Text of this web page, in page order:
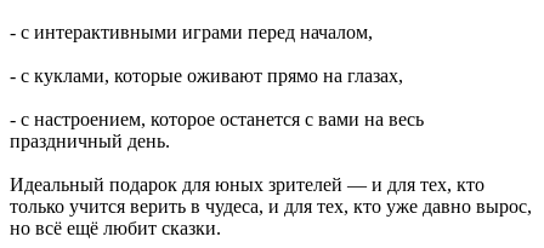
- с интерактивными играми перед началом,
- с куклами, которые оживают прямо на глазах,
- с настроением, которое останется с вами на весь
праздничный день.
Идеальный подарок для юных зрителей — и для тех, кто
только учится верить в чудеса, и для тех, кто уже давно вырос,
но всё ещё любит сказки.